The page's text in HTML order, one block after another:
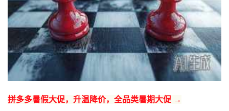
拼多多暑假大促，升温降价，全品类暑期大促 →